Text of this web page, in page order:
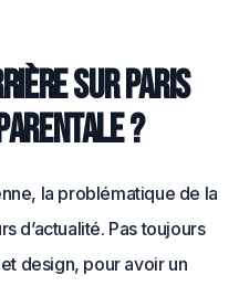
sur Paris
?
la problématique de la
d’actualité. Pas toujours
design, pour avoir un